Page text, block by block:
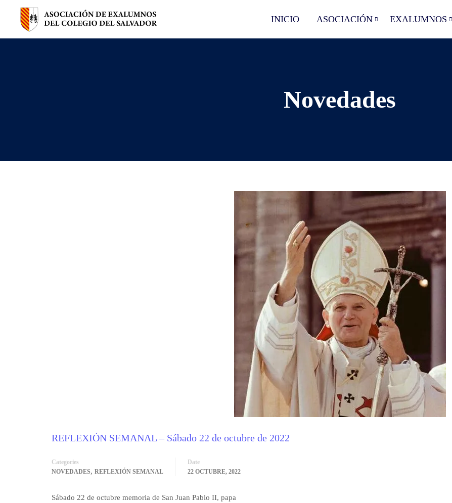
INICIO ASOCIACIÓN EXALUMNOS
Novedades
REFLEXIÓN SEMANAL – Sábado 22 de octubre de 2022
Categories
NOVEDADES, REFLEXIÓN SEMANAL
Date
22 OCTUBRE, 2022
Sábado 22 de octubre memoria de San Juan Pablo II, papa